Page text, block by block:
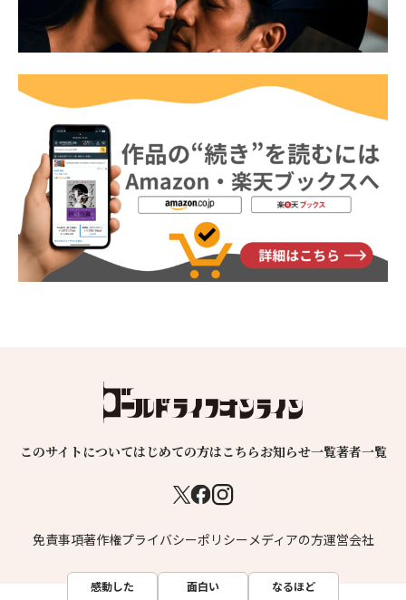
感動した 面白い なるほど
このサイトについてはじめての方はこちらお知らせ一覧著者一覧
免責事項著作権プライバシーポリシーメディアの方運営会社